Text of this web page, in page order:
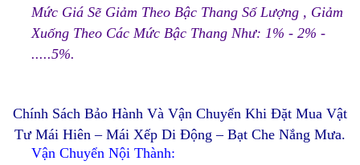
Mức Giá Sẽ Giảm Theo Bậc Thang Số Lượng , Giảm
Xuống Theo Các Mức Bậc Thang Như: 1% - 2% -
.....5%.
Chính Sách Bảo Hành Và Vận Chuyển Khi Đặt Mua Vật
Tư Mái Hiên – Mái Xếp Di Động – Bạt Che Nắng Mưa.
Vận Chuyển Nội Thành: